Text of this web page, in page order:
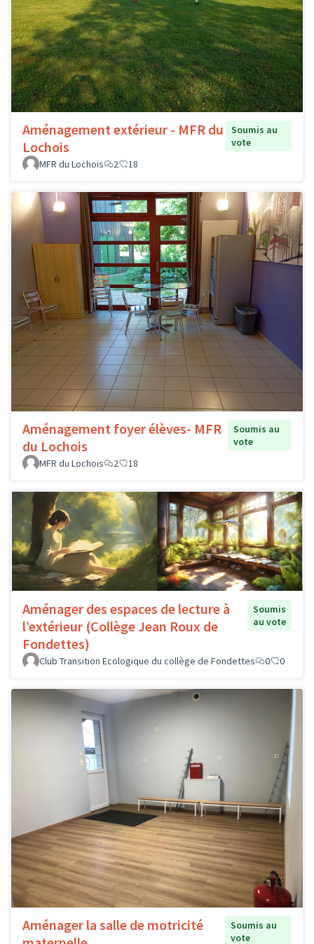
Aménagement extérieur - MFR du
Lochois
Soumis au
vote
MFR du Lochois
2 18
Aménagement foyer élèves- MFR
du Lochois
Soumis au
vote
MFR du Lochois
2 18
Aménager des espaces de lecture à
l’extérieur (Collège Jean Roux de
Fondettes)
Soumis
au vote
Club Transition Ecologique du collège de Fondettes 0 0
Aménager la salle de motricité
Soumis au
vote